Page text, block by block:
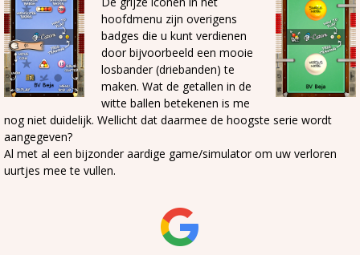
hoofdmenu zijn overigens
badges die u kunt verdienen
door bijvoorbeeld een mooie
losbander (driebanden) te
maken. Wat de getallen in de
witte ballen betekenen is me
nog niet duidelijk. Wellicht dat daarmee de hoogste serie wordt
aangegeven?
Al met al een bijzonder aardige game/simulator om uw verloren
uurtjes mee te vullen.